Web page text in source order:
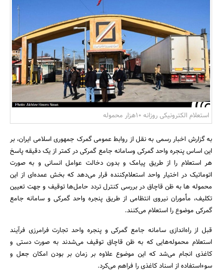
بانک، بیمه و سرمایه
مسکن و ساختمان
استعلام الکترونیکی روزانه 10هزار محموله
به گزارش اخبار رسمی به نقل از روابط عمومی گمرک جمهوری اسلامی ایران، بر
این اساس پنجره واحد گمرکی وسامانه جامع گمرکی در کمتر از یک دقیقه پاسخ
هر استعلام را از طریق پیامک و بدون دخالت عوامل انسانی و به صورت
اتوماتیک در اختیار واحد استعلام‌کننده قرار می‌دهد که بخش عمده‌ای از این
محموله ها به ظن قاچاق در بررسی کنترل تردد حامل‌ها توقیف و جهت تعیین
تکلیف، مأموران نیروی انتظامی از طریق پنجره واحد گمرکی و سامانه جامع
گمرکی موضوع را استعلام می‌کنند.
قبل از راه‌اندازی سامانه جامع گمرکی و پنجره واحد تجارت فرامرزی فرآیند
استعلام محموله‌هایی که به ظن قاچاق توقیف می‌شدند به صورت دستی و
کاغذی انجام می‌شد که این موضوع علاوه بر زمان بر بودن امکان جعل و
سوءاستفاده از اسناد کاغذی را فراهم می‌کرد.